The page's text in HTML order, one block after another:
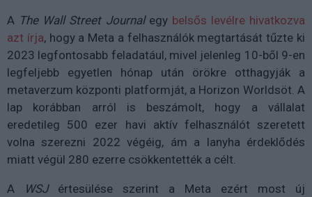
A The Wall Street Journalegy belsős levélre hivatkozva
azt írja, hogy a Meta a felhasználók megtartását tűzte ki
2023 legfontosabb feladatául, mivel jelenleg 10-ből 9-en
legfeljebb egyetlen hónap után örökre otthagyják a
metaverzum központi platformját, a Horizon Worldsöt. A
lap korábban arról is beszámolt, hogy a vállalat
eredetileg 500 ezer havi aktív felhasználót szeretett
volna szerezni 2022 végéig, ám a lanyha érdeklődés
miatt végül 280 ezerre csökkentették a célt.
A WSJértesülése szerint a Meta ezért most új